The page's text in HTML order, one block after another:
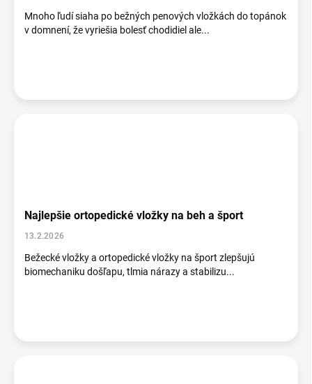
Mnoho ľudí siaha po bežných penových vložkách do topánok
v domnení, že vyriešia bolesť chodidiel ale...
Najlepšie ortopedické vložky na beh a šport
13.2.2026
Bežecké vložky a ortopedické vložky na šport zlepšujú
biomechaniku došľapu, tlmia nárazy a stabilizu...